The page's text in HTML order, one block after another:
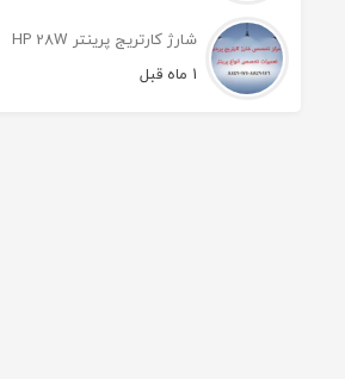
شارژ کارتریج پرینتر HP 28W
1 ماه قبل